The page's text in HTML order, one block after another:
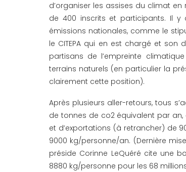
d’organiser les assises du climat
de 400 inscrits et participants. Il
émissions nationales, comme le
le CITEPA qui en est chargé et son
partisans de l’empreinte
terrains naturels (en particulier la
clairement cette position).
Après plusieurs aller-retours, tous
de tonnes de co2 équivalent par
et d’exportations (à retrancher) de
9000 kg/personne/an. (Dernière
préside Corinne LeQuéré cite une
8880 kg/personne pour les 68